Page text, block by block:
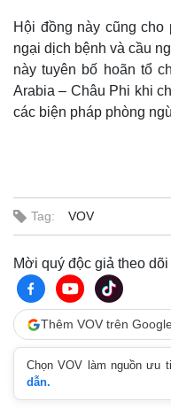
Hội đồng này cũng
ngại dịch bệnh và cầu
này tuyên bố hoãn tổ
Arabia – Châu Phi khi
các biện pháp phòng
Tag: VOV
Mời quý độc giả theo
Thêm VOV trên
Chọn VOV làm nguồn ưu
dẫn.